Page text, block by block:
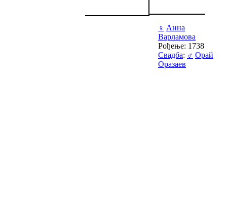
♀ Анна
Варламова
Рођење: 1738
Свадба: ♂ Орай
Оразаев